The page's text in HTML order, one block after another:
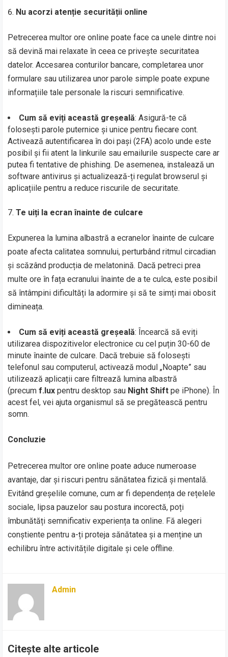
Nu acorzi atenție securității online
Petrecerea multor ore online poate face ca unele dintre noi
să devină mai relaxate în ceea ce privește securitatea
datelor. Accesarea conturilor bancare, completarea unor
formulare sau utilizarea unor parole simple poate expune
informațiile tale personale la riscuri semnificative.
Cum să eviți această greșeală: Asigură-te că
folosești parole puternice și unice pentru fiecare cont.
Activează autentificarea în doi pași (2FA) acolo unde este
posibil și fii atent la linkurile sau emailurile suspecte care ar
putea fi tentative de phishing. De asemenea, instalează un
software antivirus și actualizează-ți regulat browserul și
aplicațiile pentru a reduce riscurile de securitate.
Te uiți la ecran înainte de culcare
Expunerea la lumina albastră a ecranelor înainte de culcare
poate afecta calitatea somnului, perturbând ritmul circadian
și scăzând producția de melatonină. Dacă petreci prea
multe ore în fața ecranului înainte de a te culca, este posibil
să întâmpini dificultăți la adormire și să te simți mai obosit
dimineața.
Cum să eviți această greșeală: Încearcă să eviți
utilizarea dispozitivelor electronice cu cel puțin 30-60 de
minute înainte de culcare. Dacă trebuie să folosești
telefonul sau computerul, activează modul „Noapte” sau
utilizează aplicații care filtrează lumina albastră
(precumf.lux pentru desktop sau Night Shift pe iPhone). În
acest fel, vei ajuta organismul să se pregătească pentru
somn.
Concluzie
Petrecerea multor ore online poate aduce numeroase
avantaje, dar și riscuri pentru sănătatea fizică și mentală.
Evitând greșelile comune, cum ar fi dependența de rețelele
sociale, lipsa pauzelor sau postura incorectă, poți
îmbunătăți semnificativ experiența ta online. Fă alegeri
conștiente pentru a-ți proteja sănătatea și a menține un
echilibru între activitățile digitale și cele offline.
Admin
Citește alte articole